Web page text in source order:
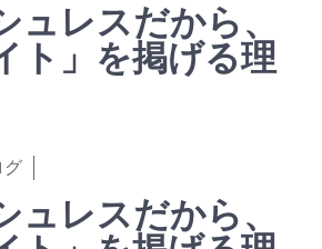
ュレスだから、
ト」を掲げる理
グ
ュレスだから、